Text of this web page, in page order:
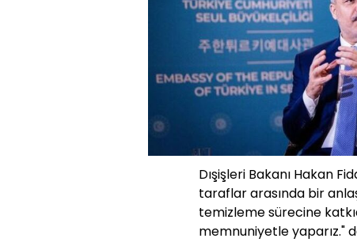
Dışişleri Bakanı Hakan
taraflar arasında bir
temizleme sürecine
memnuniyetle yaparız."